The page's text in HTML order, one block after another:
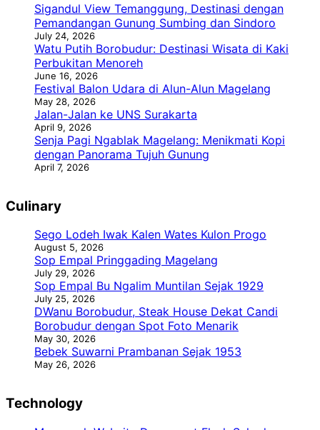
Sigandul View Temanggung, Destinasi dengan
Pemandangan Gunung Sumbing dan Sindoro
July 24, 2026
Watu Putih Borobudur: Destinasi Wisata di Kaki
Perbukitan Menoreh
June 16, 2026
Festival Balon Udara di Alun-Alun Magelang
May 28, 2026
Jalan-Jalan ke UNS Surakarta
April 9, 2026
Senja Pagi Ngablak Magelang: Menikmati Kopi
dengan Panorama Tujuh Gunung
April 7, 2026
Culinary
Sego Lodeh Iwak Kalen Wates Kulon Progo
August 5, 2026
Sop Empal Pringgading Magelang
July 29, 2026
Sop Empal Bu Ngalim Muntilan Sejak 1929
July 25, 2026
DWanu Borobudur, Steak House Dekat Candi
Borobudur dengan Spot Foto Menarik
May 30, 2026
Bebek Suwarni Prambanan Sejak 1953
May 26, 2026
Technology